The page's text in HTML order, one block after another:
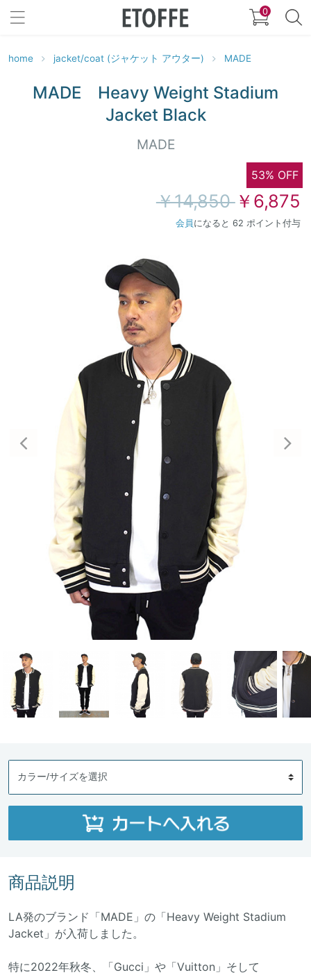
0
home jacket/coat (ジャケット アウター) MADE
MADE Heavy Weight Stadium
Jacket Black
MADE
53% OFF
￥14,850￥6,875
会員 になると 62 ポイント付与
Previous Next
商品説明
LA発のブランド「MADE」の「Heavy Weight Stadium
Jacket」が入荷しました。
特に2022年秋冬、「Gucci」や「Vuitton」そして